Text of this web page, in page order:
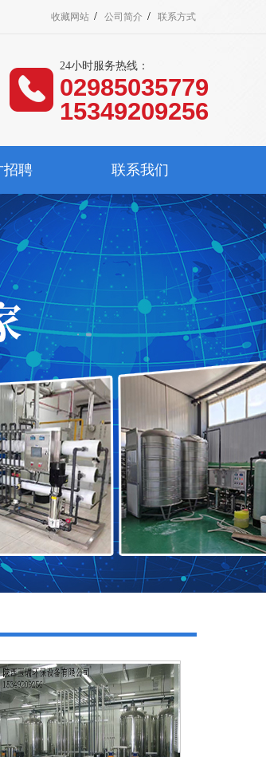
收藏网站 / 公司简介 / 联系方式
24小时服务热线：
02985035779
15349209256
招聘 联系我们